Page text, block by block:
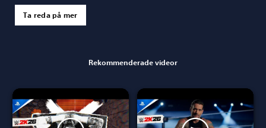
Ta reda på mer
Rekommenderade videor